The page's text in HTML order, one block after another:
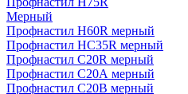
Мерный
Профнастил H60R мерный
Профнастил HC35R мерный
Профнастил С20R мерный
Профнастил С20А мерный
Профнастил С20В мерный